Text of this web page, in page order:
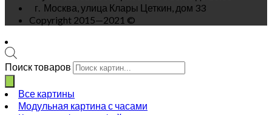
г. Москва, улица Клары Цеткин, дом 33
Copyright 2015—2021 ©
Поиск товаров
Все картины
Модульная картина с часами